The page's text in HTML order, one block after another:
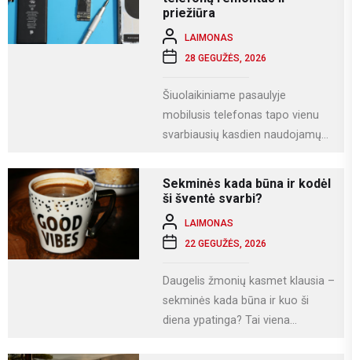
priežiūra
LAIMONAS
28 GEGUŽĖS, 2026
Šiuolaikiniame pasaulyje
mobilusis telefonas tapo vienu
svarbiausių kasdien naudojamų
naudojamės socialiniais...
Sekminės kada būna ir kodėl
ši šventė svarbi?
LAIMONAS
22 GEGUŽĖS, 2026
Daugelis žmonių kasmet klausia –
sekminės kada būna ir kuo ši
diena ypatinga? Tai viena